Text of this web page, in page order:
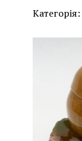
Категорія: